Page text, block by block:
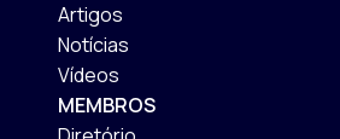
Artigos
Notícias
Vídeos
MEMBROS